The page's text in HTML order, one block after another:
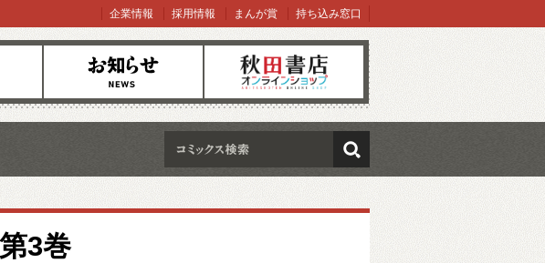
お知らせ オンラインショップ
企業情報 採用情報 まんが賞 持ち込み窓口
検索
第3巻